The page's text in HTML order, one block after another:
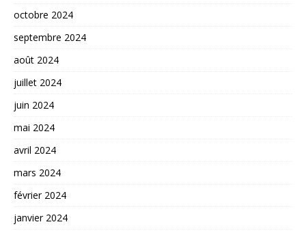
octobre 2024
septembre 2024
août 2024
juillet 2024
juin 2024
mai 2024
avril 2024
mars 2024
février 2024
janvier 2024